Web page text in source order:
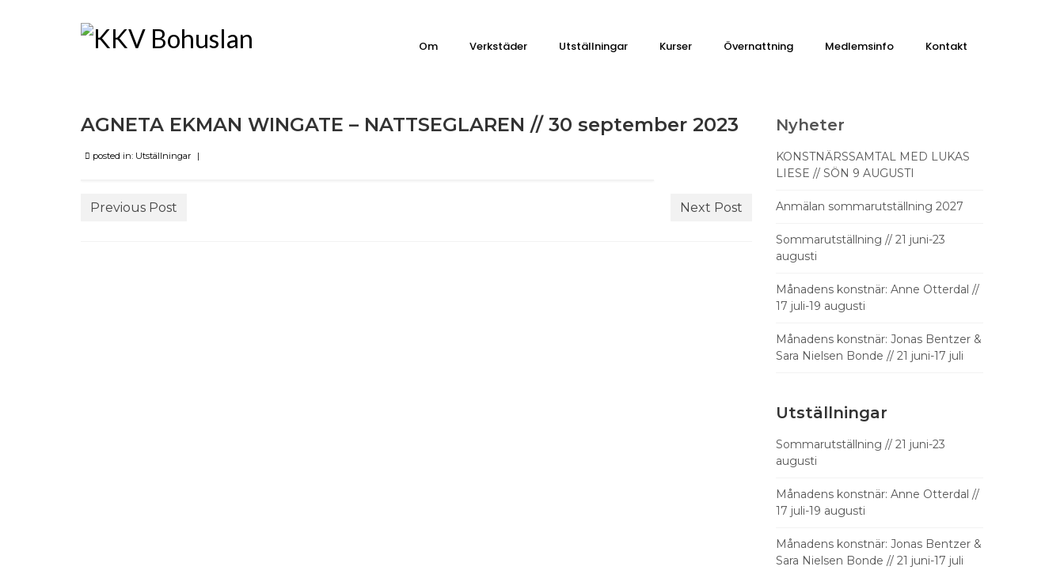
Om Verkstäder Utställningar Kurser Övernattning Medlemsinfo Kontakt
AGNETA EKMAN WINGATE – NATTSEGLAREN // 30 september 2023
posted in: Utställningar |
Previous Post Next Post
Nyheter
KONSTNÄRSSAMTAL MED LUKAS
LIESE // SÖN 9 AUGUSTI
Anmälan sommarutställning 2027
Sommarutställning // 21 juni-23
augusti
Månadens konstnär: Anne Otterdal //
17 juli-19 augusti
Månadens konstnär: Jonas Bentzer &
Sara Nielsen Bonde // 21 juni-17 juli
Utställningar
Sommarutställning // 21 juni-23
augusti
Månadens konstnär: Anne Otterdal //
17 juli-19 augusti
Månadens konstnär: Jonas Bentzer &
Sara Nielsen Bonde // 21 juni-17 juli